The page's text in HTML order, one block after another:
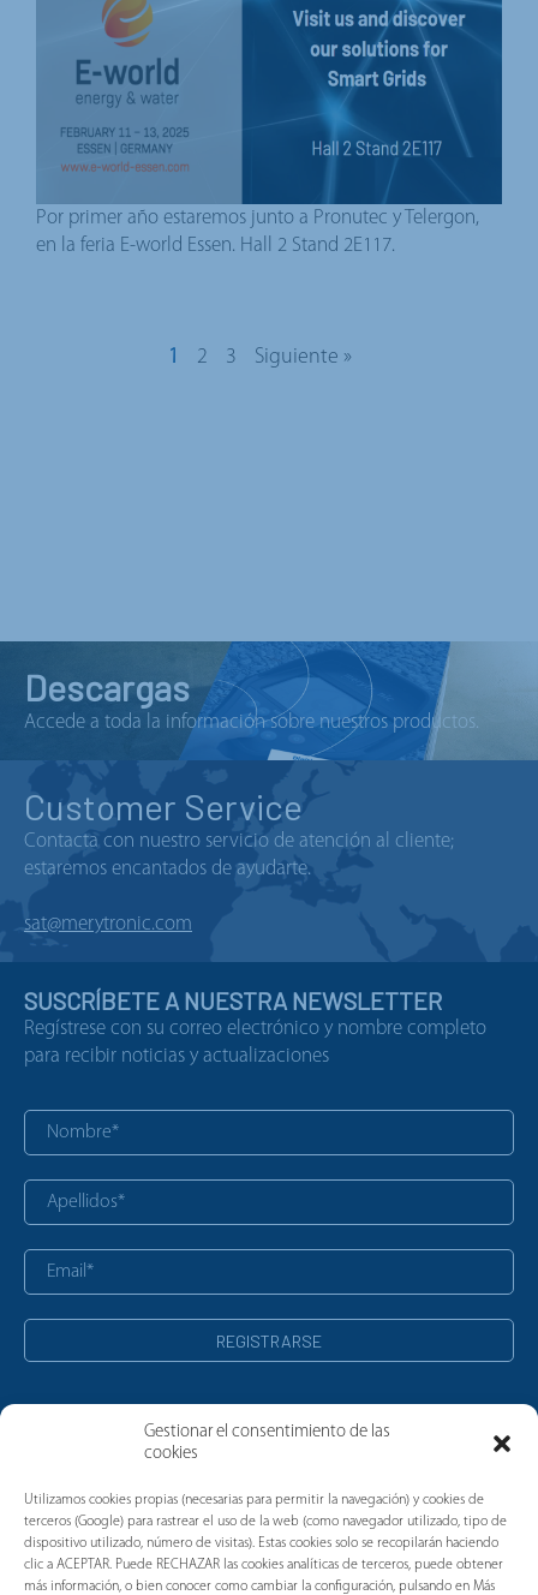
Gestionar el consentimiento de las
cookies
Utilizamos cookies propias (necesarias para permitir la navegación) y cookies de
terceros (Google) para rastrear el uso de la web (como navegador utilizado, tipo de
dispositivo utilizado, número de visitas). Estas cookies solo se recopilarán haciendo
clic a ACEPTAR. Puede RECHAZAR las cookies analíticas de terceros, puede obtener
más información, o bien conocer como cambiar la configuración, pulsando en Más
Por primer año estaremos junto a Pronutec y Telergon,
en la feria E-world Essen. Hall 2 Stand 2E117.
1 2 3 Siguiente »
Descargas
Accede a toda la información sobre nuestros productos.
Customer Service
Contacta con nuestro servicio de atención al cliente;
estaremos encantados de ayudarte.
sat@merytronic.com
SUSCRÍBETE A NUESTRA NEWSLETTER
Regístrese con su correo electrónico y nombre completo
para recibir noticias y actualizaciones
Noticias